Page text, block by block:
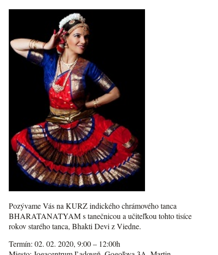
Pozývame Vás na KURZ indického chrámového tanca
BHARATANATYAM s tanečnicou a učiteľkou tohto tisíce
rokov starého tanca, Bhakti Devi z Viedne.
Termín: 02. 02. 2020, 9:00 – 12:00h